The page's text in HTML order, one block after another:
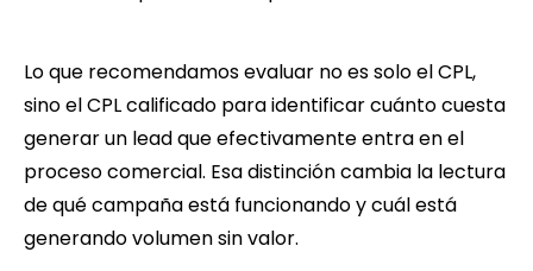
Lo que recomendamos evaluar no es solo el CPL,
sino el CPL calificado para identificar cuánto cuesta
generar un lead que efectivamente entra en el
proceso comercial. Esa distinción cambia la lectura
de qué campaña está funcionando y cuál está
generando volumen sin valor.